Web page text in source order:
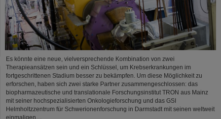
Es könnte eine neue, vielversprechende Kombination von zwei
Therapieansätzen sein und ein Schlüssel, um Krebserkrankungen im
fortgeschrittenen Stadium besser zu bekämpfen. Um diese Möglichkeit zu
erforschen, haben sich zwei starke Partner zusammengeschlossen: das
biopharmazeutische und translationale Forschungsinstitut TRON aus Mainz
mit seiner hochspezialisierten Onkologieforschung und das GSI
Helmholtzzentrum für Schwerionenforschung in Darmstadt mit seinen weltweit
einmaligen…